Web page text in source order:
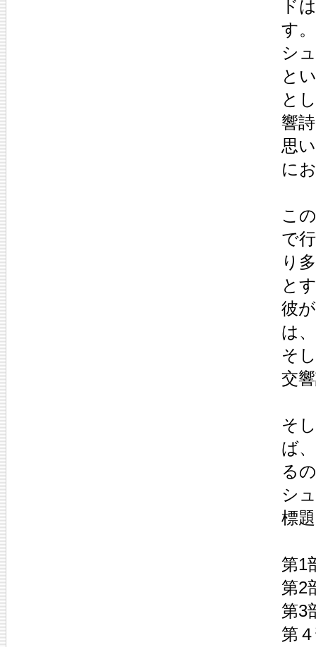
ド
す。
シ
と
と
響
思
に
こ
で
り
と
彼
は
そ
交
そ
ば
る
シ
標
第1
第2
第3
第